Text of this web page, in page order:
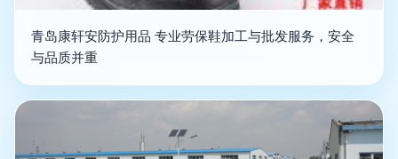
青岛康轩安防护用品 专业劳保鞋加工与批发服务，安全
与品质并重